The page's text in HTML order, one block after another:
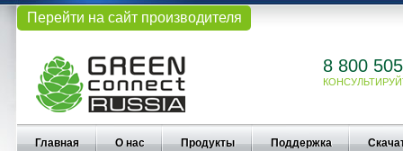
Перейти на сайт производителя
8 800
Главная О нас Продукты Поддержка